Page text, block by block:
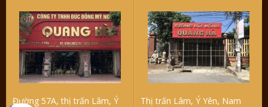
Đường 57A, thị trấn Lâm, Ý Thị trấn Lâm, Ý Yên, Nam